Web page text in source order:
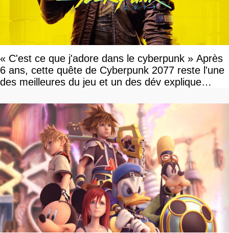
« C'est ce que j'adore dans le cyberpunk » Après
6 ans, cette quête de Cyberpunk 2077 reste l'une
des meilleures du jeu et un des dév explique